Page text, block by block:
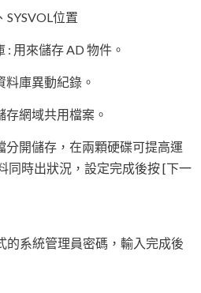
位置
用來儲存 AD 物件。
料庫異動紀錄。
存網域共用檔案。
分開儲存，在兩顆硬碟可提高運
同時出狀況，設定完成後按 [下一
的系統管理員密碼，輸入完成後